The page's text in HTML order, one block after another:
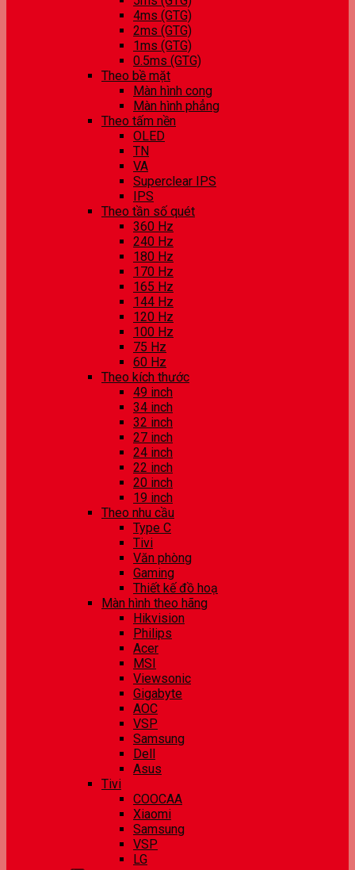
4ms (GTG)
2ms (GTG)
1ms (GTG)
0.5ms (GTG)
Theo bề mặt
Màn hình cong
Màn hình phẳng
Theo tấm nền
OLED
TN
VA
Superclear IPS
IPS
Theo tần số quét
360 Hz
240 Hz
180 Hz
170 Hz
165 Hz
144 Hz
120 Hz
100 Hz
75 Hz
60 Hz
Theo kích thước
49 inch
34 inch
32 inch
27 inch
24 inch
22 inch
20 inch
19 inch
Theo nhu cầu
Type C
Tivi
Văn phòng
Gaming
Thiết kế đồ hoạ
Màn hình theo hãng
Hikvision
Philips
Acer
MSI
Viewsonic
Gigabyte
AOC
VSP
Samsung
Dell
Asus
Tivi
COOCAA
Xiaomi
Samsung
VSP
LG